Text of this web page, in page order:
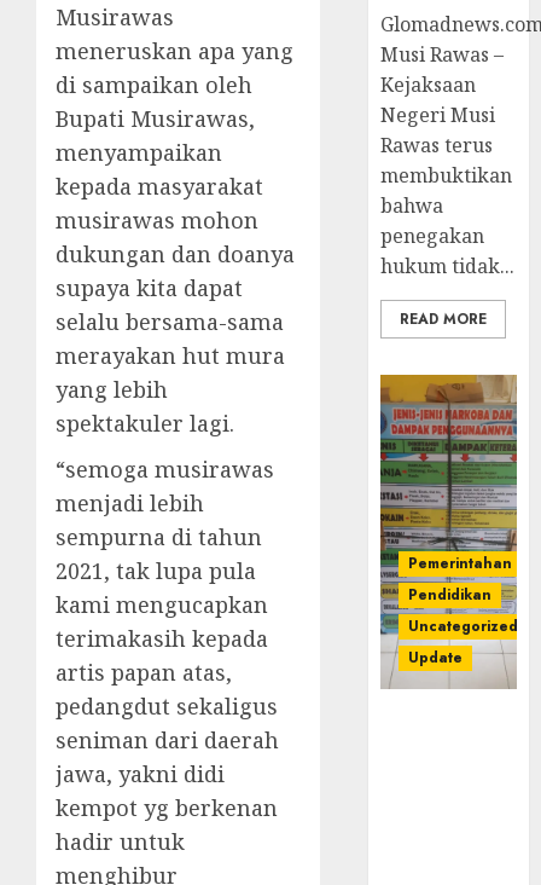
Musirawas
meneruskan apa yang
di sampaikan oleh
Bupati Musirawas,
menyampaikan
kepada masyarakat
musirawas mohon
dukungan dan doanya
supaya kita dapat
selalu bersama-sama
merayakan hut mura
yang lebih
spektakuler lagi.
“semoga musirawas
menjadi lebih
sempurna di tahun
2021, tak lupa pula
kami mengucapkan
terimakasih kepada
artis papan atas,
pedangdut sekaligus
seniman dari daerah
jawa, yakni didi
kempot yg berkenan
hadir untuk
menghibur
Musi Rawas –
Kejaksaan
Negeri Musi
Rawas terus
membuktikan
bahwa
penegakan
hukum tidak...
READ MORE
Pemerintahan
Pendidikan
Uncategorized
Update